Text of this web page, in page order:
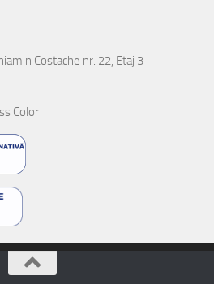
Costache nr. 22, Etaj 3
Color